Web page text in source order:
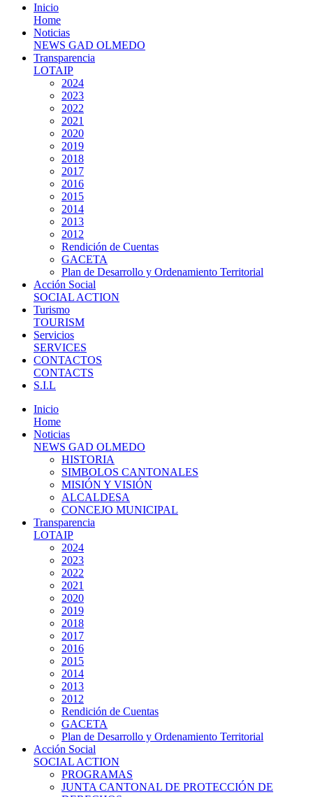
Inicio
Home
Noticias
NEWS GAD OLMEDO
Transparencia
LOTAIP
2024
2023
2022
2021
2020
2019
2018
2017
2016
2015
2014
2013
2012
Rendición de Cuentas
GACETA
Plan de Desarrollo y Ordenamiento Territorial
Acción Social
SOCIAL ACTION
Turismo
TOURISM
Servicios
SERVICES
CONTACTOS
CONTACTS
S.I.L
Inicio
Home
Noticias
NEWS GAD OLMEDO
HISTORIA
SIMBOLOS CANTONALES
MISIÓN Y VISIÓN
ALCALDESA
CONCEJO MUNICIPAL
Transparencia
LOTAIP
2024
2023
2022
2021
2020
2019
2018
2017
2016
2015
2014
2013
2012
Rendición de Cuentas
GACETA
Plan de Desarrollo y Ordenamiento Territorial
Acción Social
SOCIAL ACTION
PROGRAMAS
JUNTA CANTONAL DE PROTECCIÓN DE